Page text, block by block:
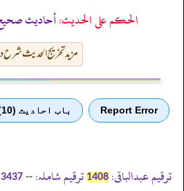
الحكم على الحديث:أحاديث
مزید تخریج الحدیث شرح
Report Error باب احادیث (10)
ترقیم عبدالباقی: 1408 ترقیم شاملہ: --
3437